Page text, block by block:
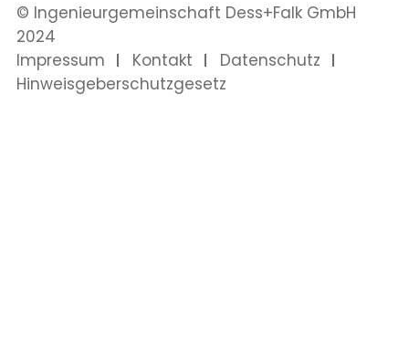
© Ingenieurgemeinschaft Dess+Falk GmbH
2024
Impressum
Kontakt
Datenschutz
Hinweisgeberschutzgesetz